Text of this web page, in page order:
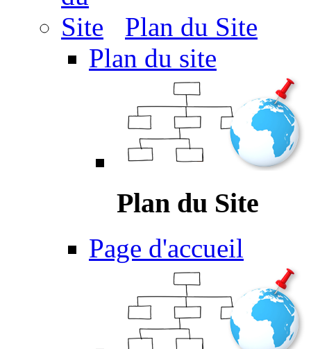
Plan du Site
Plan du site
Plan du Site
Page d'accueil